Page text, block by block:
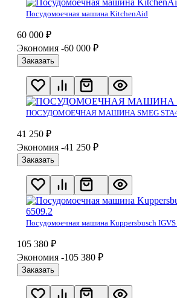
Посудомоечная машина KitchenAid
60 000 ₽
Экономия -60 000 ₽
Заказать
ПОСУДОМОЕЧНАЯ МАШИНА SMEG
41 250 ₽
Экономия -41 250 ₽
Заказать
Посудомоечная машина Kuppersbusch
105 380 ₽
Экономия -105 380 ₽
Заказать